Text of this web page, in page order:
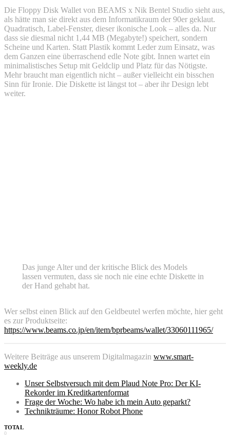
Die Floppy Disk Wallet von BEAMS x Nik Bentel Studio sieht aus,
als hätte man sie direkt aus dem Informatikraum der 90er geklaut.
Quadratisch, Label-Fenster, dieser ikonische Look – alles da. Nur
dass sie diesmal nicht 1,44 MB (Megabyte!) speichert, sondern
Scheine und Karten. Statt Plastik kommt Leder zum Einsatz, was
dem Ganzen eine überraschend edle Note gibt. Innen wartet ein
minimalistisches Setup mit Geldclip und Platz für das Nötigste.
Mehr braucht man eigentlich nicht – außer vielleicht ein bisschen
Sinn für Ironie. Die Diskette ist längst tot – aber ihr Design lebt
weiter.
Das junge Alter und der kritische Blick des Models
lassen vermuten, dass sie noch nie eine echte Diskette in
der Hand gehabt hat.
Wer selbst einen Blick auf den Geldbeutel werfen möchte, hier geht
es zur Produktseite:
https://www.beams.co.jp/en/item/bprbeams/wallet/33060111965/
Weitere Beiträge aus unserem Digitalmagazin www.smart-
weekly.de
Unser Selbstversuch mit dem Plaud Note Pro: Der KI-
Rekorder im Kreditkartenformat
Frage der Woche: Wo habe ich mein Auto geparkt?
Technikträume: Honor Robot Phone
TOTAL
0